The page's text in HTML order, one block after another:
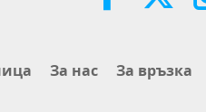
За нас За връзка